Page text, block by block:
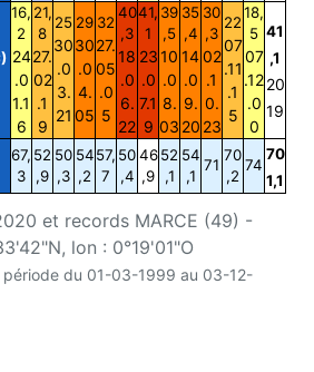
et records MARCE (49) -
lon : 0°19'01"O
période du 01-03-1999 au 03-12-
16,
2
24
.0
1.1
6
21,
8
27.
02
.1
9
25
30
.0
3.
21
29
30
.0
4.
05
32
27.
05
.0
5
40
,3
18
.0
6.
22
41,
1
23
.0
7.1
9
39
,5
10
.0
8.
03
35
,4
14
.0
9.
20
30
,3
02
.1
0.
23
22
07
.11
.1
5
18,
5
07
.12
.0
0
41
,1
20
19
67,
3
52
,9
50
,3
54
,2
57,
7
50
,4
46
,9
52
,1
54
,1
71
70
,2
74
70
1,1